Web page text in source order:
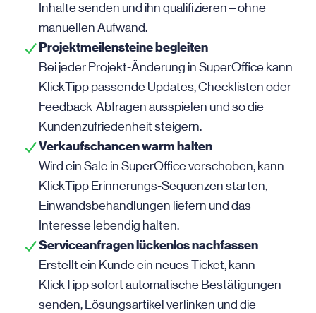
Inhalte senden und ihn qualifizieren – ohne
manuellen Aufwand.
Projektmeilensteine begleiten
Bei jeder Projekt-Änderung in SuperOffice kann
KlickTipp passende Updates, Checklisten oder
Feedback-Abfragen ausspielen und so die
Kundenzufriedenheit steigern.
Verkaufschancen warm halten
Wird ein Sale in SuperOffice verschoben, kann
KlickTipp Erinnerungs-Sequenzen starten,
Einwandsbehandlungen liefern und das
Interesse lebendig halten.
Serviceanfragen lückenlos nachfassen
Erstellt ein Kunde ein neues Ticket, kann
KlickTipp sofort automatische Bestätigungen
senden, Lösungsartikel verlinken und die